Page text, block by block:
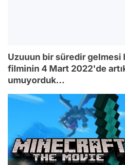
Uzuuun bir süredir
filminin 4 Mart 2022'de artık
umuyorduk...